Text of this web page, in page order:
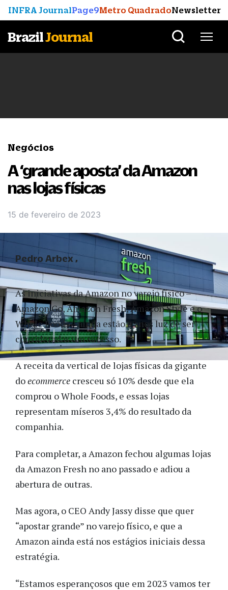
INFRA JournalPage9Metro QuadradoNewsletter
BrazilJournal
Negócios
A ‘grande aposta’ da Amazon
nas lojas físicas
15 de fevereiro de 2023
As iniciativas da Amazon no varejo físico –
Amazon Go, Amazon Fresh, Amazon Style e o
Whole Foods – ainda estão a anos luz de ser
consideradas um sucesso.
A receita da vertical de lojas físicas da gigante
doecommerce cresceu só 10% desde que ela
comprou o Whole Foods, e essas lojas
representam míseros 3,4% do resultado da
companhia.
Para completar, a Amazon fechou algumas lojas
da Amazon Fresh no ano passado e adiou a
abertura de outras.
Mas agora, o CEO Andy Jassy disse que quer
“apostar grande” no varejo físico, e que a
Amazon ainda está nos estágios iniciais dessa
estratégia.
“Estamos esperançosos que em 2023 vamos ter
Pedro Arbex